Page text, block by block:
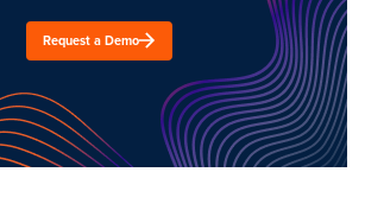
Request a Demo